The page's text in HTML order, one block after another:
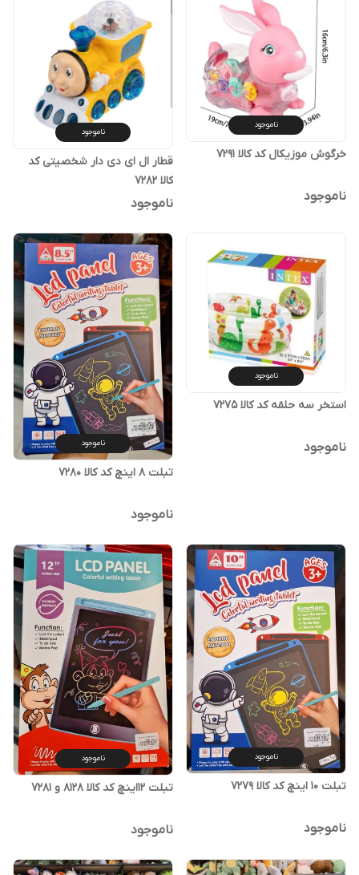
ناموجود
خرگوش موزیکال کد کالا ۷۲۹۱
ناموجود
ناموجود
قطار ال ای دی دار شخصیتی کد
کالا ۷۲۸۲
ناموجود
ناموجود
استخر سه حلقه کد کالا ۷۲۷۵
ناموجود ناموجود
تبلت ۸ اینچ کد کالا ۷۲۸۰
ناموجود
ناموجود
تبلت ۱۰ اینچ کد کالا ۷۲۷۹
ناموجود
ناموجود
تبلت ۱۲اینچ کد کالا ۸۱۲۸ و ۷۲۸۱
ناموجود